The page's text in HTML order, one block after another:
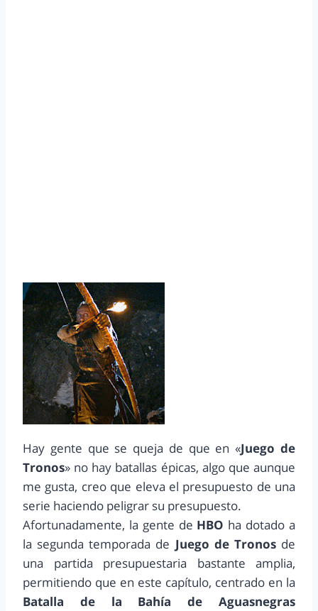
Hay gente que se queja de que en «Juego de
Tronos» no hay batallas épicas, algo que aunque
me gusta, creo que eleva el presupuesto de una
serie haciendo peligrar su presupuesto.
Afortunadamente, la gente de HBO ha dotado a
la segunda temporada de Juego de Tronosde
una partida presupuestaria bastante amplia,
permitiendo que en este capítulo, centrado en la
Batalla de la Bahía de Aguasnegras